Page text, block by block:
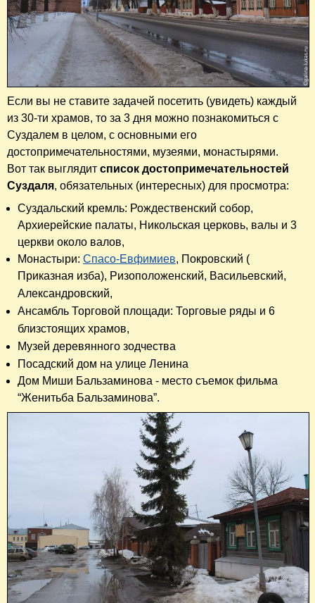
Если вы не ставите задачей посетить (увидеть) каждый
из 30-ти храмов, то за 3 дня можно познакомиться с
Суздалем в целом, с основными его
достопримечательностями, музеями, монастырями.
Вот так выглядит список достопримечательностей
Суздаля, обязательных (интересных) для просмотра:
Суздальский кремль: Рождественский собор,
Архиерейские палаты, Никольская церковь, валы и 3
церкви около валов,
Монастыри: Спасо-Евфимиев, Покровский (
Приказная изба), Ризоположенский, Васильевский,
Александровский,
Ансамбль Торговой площади: Торговые ряды и 6
близстоящих храмов,
Музей деревянного зодчества
Посадский дом на улице Ленина
Дом Миши Бальзаминова - место съемок фильма
“Женитьба Бальзаминова”.